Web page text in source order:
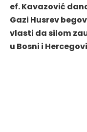
ef. Kavazović
Gazi Husrev
vlasti da silom
u Bosni i